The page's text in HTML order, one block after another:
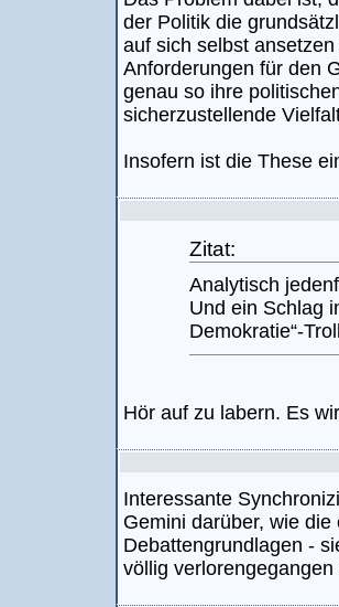
der Politik die
auf sich selbst
Anforderungen für den
genau so ihre
sicherzustellende
Insofern ist die These
Zitat:
Analytisch
Und ein Schlag
Demokratie“-
Hör auf zu labern. Es
Interessante
Gemini darüber, wie
Debattengrundlagen -
völlig verlorengegangen